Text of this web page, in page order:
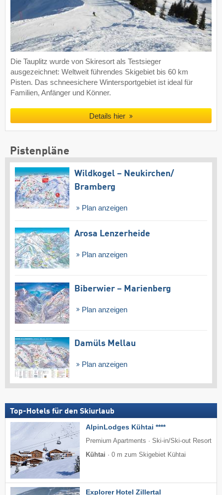
Die Tauplitz wurde von Skiresort als Testsieger
ausgezeichnet: Weltweit führendes Skigebiet bis 60 km
Pisten. Das schneesichere Wintersportgebiet ist ideal für
Familien, Anfänger und Könner.
Details hier
Pistenpläne
Wildkogel – Neukirchen/​
Bramberg
Plan anzeigen
Arosa Lenzerheide
Plan anzeigen
Biberwier – Marienberg
Plan anzeigen
Damüls Mellau
Plan anzeigen
Top-Hotels für den Skiurlaub
AlpinLodges Kühtai ****
Premium Apartments · Ski-in/Ski-out Resort
Kühtai · 0 m zum Skigebiet Kühtai
Explorer Hotel Zillertal